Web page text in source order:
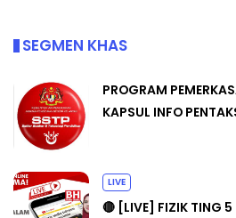
SEGMEN KHAS
PROGRAM
KAPSUL INFO
LIVE
🔴 [LIVE] FIZIK TING